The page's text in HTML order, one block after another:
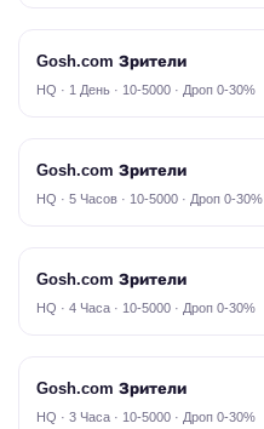
Gosh.com Зрители
HQ · 1 День · 10-5000 · Дроп 0-30%
Gosh.com Зрители
HQ · 5 Часов · 10-5000 · Дроп 0-30%
Gosh.com Зрители
HQ · 4 Часа · 10-5000 · Дроп 0-30%
Gosh.com Зрители
HQ · 3 Часа · 10-5000 · Дроп 0-30%